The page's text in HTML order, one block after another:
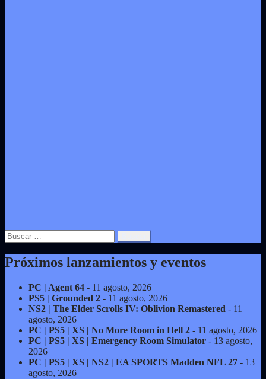
Buscar:
Próximos lanzamientos y eventos
PC | Agent 64 - 11 agosto, 2026
PS5 | Grounded 2 - 11 agosto, 2026
NS2 | The Elder Scrolls IV: Oblivion Remastered - 11
agosto, 2026
PC | PS5 | XS | No More Room in Hell 2 - 11 agosto, 2026
PC | PS5 | XS | Emergency Room Simulator - 13 agosto,
2026
PC | PS5 | XS | NS2 | EA SPORTS Madden NFL 27 - 13
agosto, 2026